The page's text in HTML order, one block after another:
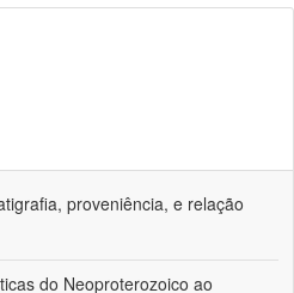
proveniência, e relação
do Neoproterozoico ao